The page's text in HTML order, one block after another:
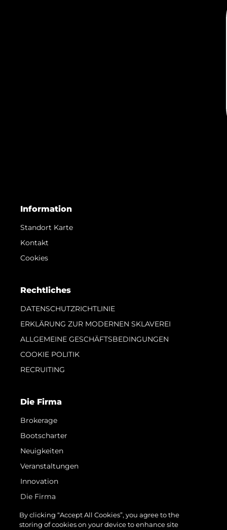
Information
Standort Karte
Kontakt
Cookies
Rechtliches
DATENSCHUTZRICHTLINIE
ERKLÄRUNG ZUR MODERNEN SKLAVEREI
ALLGEMEINE GESCHÄFTSBEDINGUNGEN
COOKIE POLITIK
RECRUITING
Die Firma
Brokerage
Bootscharter
Neuigkeiten
Veranstaltungen
Innovation
Die Firma
Das Team
Lifestyle
By clicking “Accept All Cookies”, you agree to the
storing of cookies on your device to enhance site